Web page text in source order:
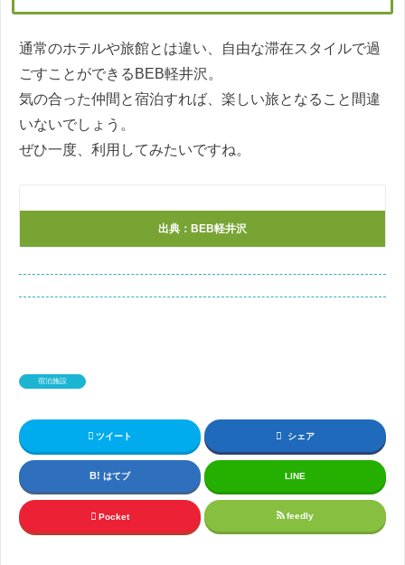
通常のホテルや旅館とは違い、自由な滞在スタイルで過
ごすことができるBEB軽井沢。
気の合った仲間と宿泊すれば、楽しい旅となること間違
いないでしょう。
ぜひ一度、利用してみたいですね。
出典：BEB軽井沢
宿泊施設
ツイート シェア
はてブ LINE
Pocket feedly